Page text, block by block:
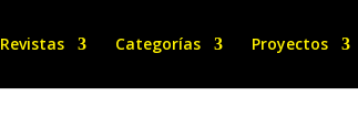
Revistas Categorías Proyectos